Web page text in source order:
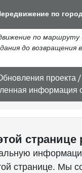
по
по маршруту
до
проекта
информация о
странице
странице. Мы